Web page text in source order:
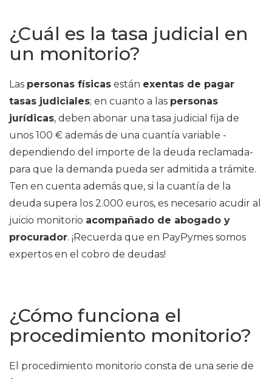
¿Cuál es la tasa judicial en
un monitorio?
Las personas físicas están exentas de pagar
tasas judiciales; en cuanto a las personas
jurídicas, deben abonar una tasa judicial fija de
unos 100 € además de una cuantía variable -
dependiendo del importe de la deuda reclamada-
para que la demanda pueda ser admitida a trámite.
Ten en cuenta además que, si la cuantía de la
deuda supera los 2.000 euros, es necesario acudir al
juicio monitorio acompañado de abogado y
procurador. ¡Recuerda que en PayPymes somos
expertos en el cobro de deudas!
¿Cómo funciona el
procedimiento monitorio?
El procedimiento monitorio consta de una serie de